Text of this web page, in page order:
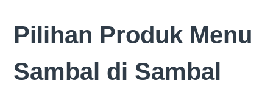
Pilihan Produk Menu
Sambal di Sambal